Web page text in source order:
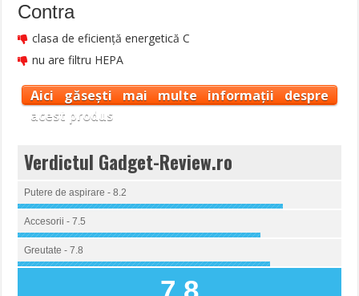
Contra
clasa de eficiență energetică C
nu are filtru HEPA
Aici găsești mai multe informații despre
acest produs
Verdictul Gadget-Review.ro
Putere de aspirare - 8.2
Accesorii - 7.5
Greutate - 7.8